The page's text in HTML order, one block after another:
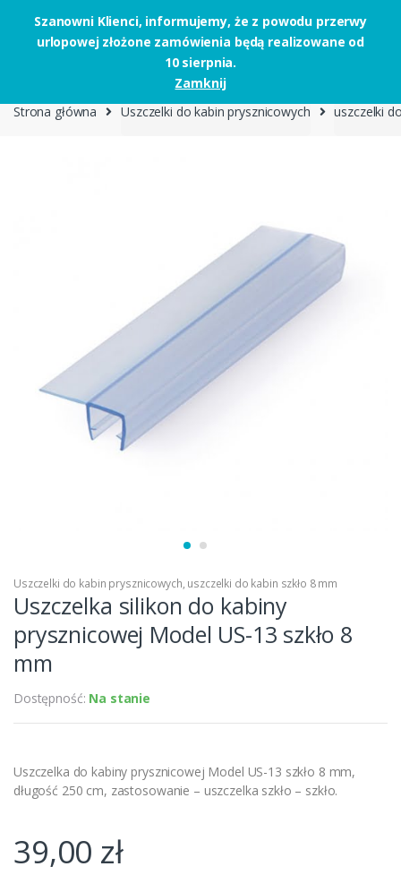
Skip to navigation
Skip to content
Strona główna Uszczelki do kabin prysznicowych uszczelki
Uszczelki do kabin prysznicowych, uszczelki do kabin szkło 8 mm
Uszczelka silikon do kabiny
prysznicowej Model US-13 szkło 8
mm
Dostępność: Na stanie
Uszczelka do kabiny prysznicowej Model US-13 szkło 8 mm,
długość 250 cm, zastosowanie – uszczelka szkło – szkło.
39,00 zł
Szanowni Klienci, informujemy, że z powodu przerwy
urlopowej złożone zamówienia będą realizowane od
10 sierpnia.
Zamknij